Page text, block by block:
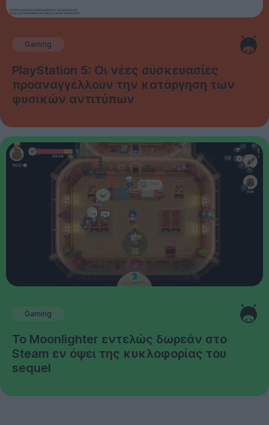
Gaming
PlayStation 5: Οι νέες συσκευασίες
προαναγγέλλουν την κατάργηση των
φυσικών αντιτύπων
Gaming
Το Moonlighter εντελώς δωρεάν στο
Steam εν όψει της κυκλοφορίας του
sequel